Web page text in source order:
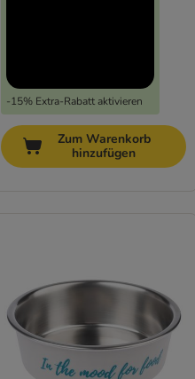
-15% Extra-Rabatt aktivieren
Zum Warenkorb
hinzufügen